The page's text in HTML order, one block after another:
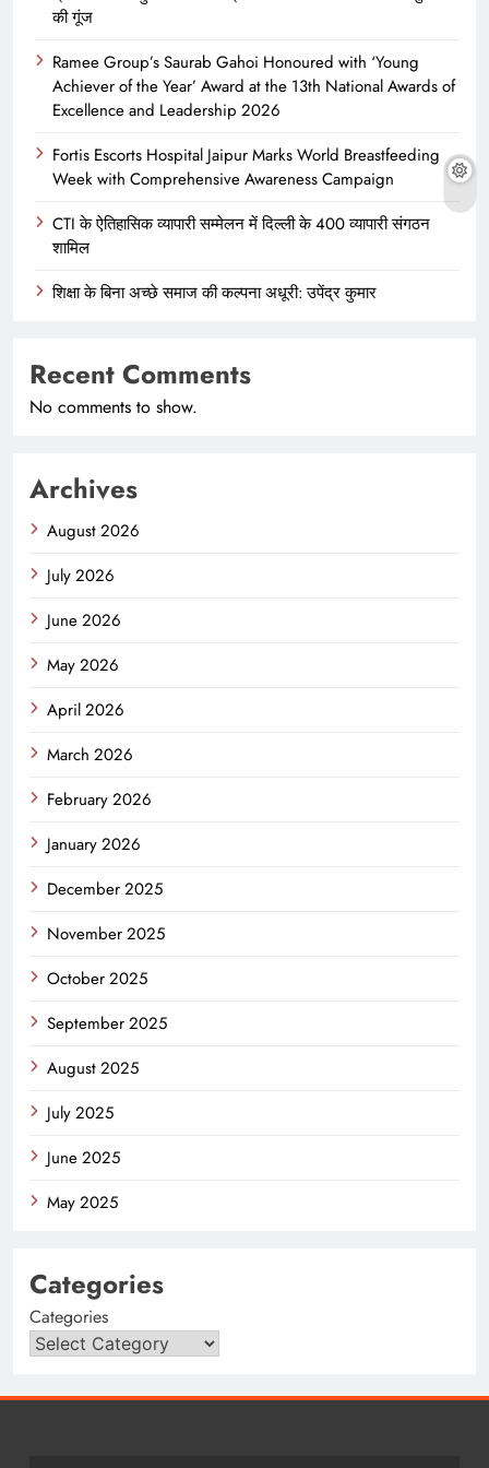
की गूंज
Ramee Group’s Saurab Gahoi Honoured with ‘Young
Achiever of the Year’ Award at the 13th National Awards of
Excellence and Leadership 2026
Fortis Escorts Hospital Jaipur Marks World Breastfeeding
Week with Comprehensive Awareness Campaign
CTI के ऐतिहासिक व्यापारी सम्मेलन में दिल्ली के 400 व्यापारी संगठन
शामिल
शिक्षा के बिना अच्छे समाज की कल्पना अधूरी: उपेंद्र कुमार
Recent Comments
No comments to show.
Archives
August 2026
July 2026
June 2026
May 2026
April 2026
March 2026
February 2026
January 2026
December 2025
November 2025
October 2025
September 2025
August 2025
July 2025
June 2025
May 2025
Categories
Categories